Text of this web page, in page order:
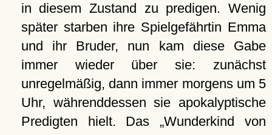
in diesem Zustand zu predigen. Wenig
später starben ihre Spielgefährtin Emma
und ihr Bruder, nun kam diese Gabe
immer wieder über sie: zunächst
unregelmäßig, dann immer morgens um 5
Uhr, währenddessen sie apokalyptische
Predigten hielt. Das Wunderkind von